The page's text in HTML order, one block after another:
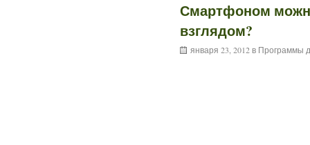
Смартфоном
взглядом?
января 23, 2012 в Программы